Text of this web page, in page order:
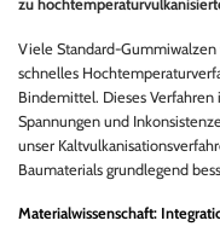
zu
Viele Standard-
schnelles
Bindemittel. Dieses
Spannungen und
unser
Baumaterials grundlegend
Materialwissenschaft: